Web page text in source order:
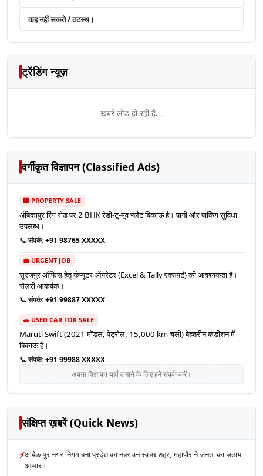
कह नहीं सकते / तटस्थ।
ट्रेंडिंग न्यूज़
खबरें लोड हो रही हैं...
वर्गीकृत विज्ञापन (Classified Ads)
🏢 PROPERTY SALE
अंबिकापुर रिंग रोड पर 2 BHK रेडी-टू-मूव फ्लैट बिकाऊ है। पानी और पार्किंग सुविधा
उपलब्ध।
📞 संपर्क:+91 98765 XXXXX
💼 URGENT JOB
सूरजपुर ऑफिस हेतु कंप्यूटर ऑपरेटर (Excel & Tally एक्सपर्ट) की आवश्यकता है।
सैलरी आकर्षक।
📞 संपर्क:+91 99887 XXXXX
🚗 USED CAR FOR SALE
Maruti Swift (2021 मॉडल, पेट्रोल, 15,000 km चली) बेहतरीन कंडीशन में
बिकाऊ है।
📞 संपर्क:+91 99988 XXXXX
अपना विज्ञापन यहाँ लगाने के लिए हमें संपर्क करें।
संक्षिप्त ख़बरें (Quick News)
⚡अंबिकापुर नगर निगम बना प्रदेश का नंबर वन स्वच्छ शहर, महापौर ने जनता का जताया
आभार।